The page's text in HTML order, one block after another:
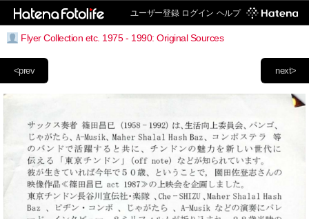
ユーザー登録 ログイン ヘルプ
Flyer Collection etc. 1975 - 1990: Original Sources
next>
<prev